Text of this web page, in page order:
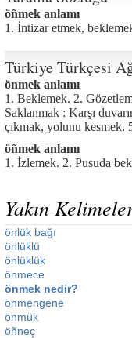
öñmek anlamı
1. İntizar etmek,
Türkiye Türkçesi
önmek anlamı
1. Beklemek. 2.
Saklanmak : Karşı
çıkmak, yolunu kesmek.
öñmek anlamı
1. İzlemek. 2. Pusuda
Yakın
önlük bağı
önlüklü
önlüklük
önmece
önmek nedir?
önmengene
önmük
öñneç